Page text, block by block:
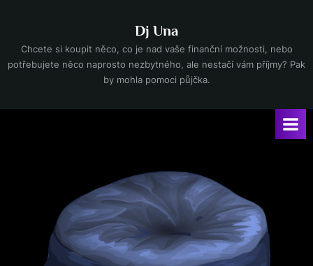
content
Dj Una
Chcete si koupit něco, co je nad vaše finanční možnosti, nebo
potřebujete něco naprosto nezbytného, ale nestačí vám příjmy? Pak
by mohla pomoci půjčka.